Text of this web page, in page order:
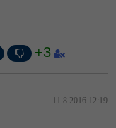
+3
11.8.2016 12:19